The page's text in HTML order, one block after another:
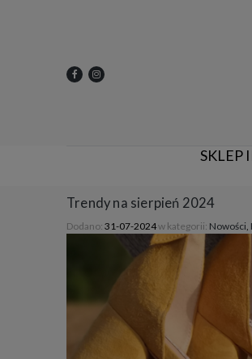
SKLEP
Trendy na sierpień 2024
Dodano: 31-07-2024w kategorii: Nowości,